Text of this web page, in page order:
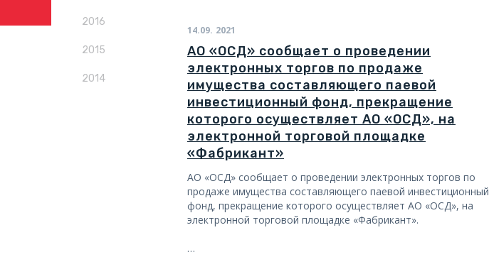
2016
2015
2014
14.09. 2021
АО «ОСД» сообщает о проведении
электронных торгов по продаже
имущества составляющего паевой
инвестиционный фонд, прекращение
которого осуществляет АО «ОСД», на
электронной торговой площадке
«Фабрикант»
АО «ОСД» сообщает о проведении электронных торгов по
продаже имущества составляющего паевой инвестиционный
фонд, прекращение которого осуществляет АО «ОСД», на
электронной торговой площадке «Фабрикант».
…